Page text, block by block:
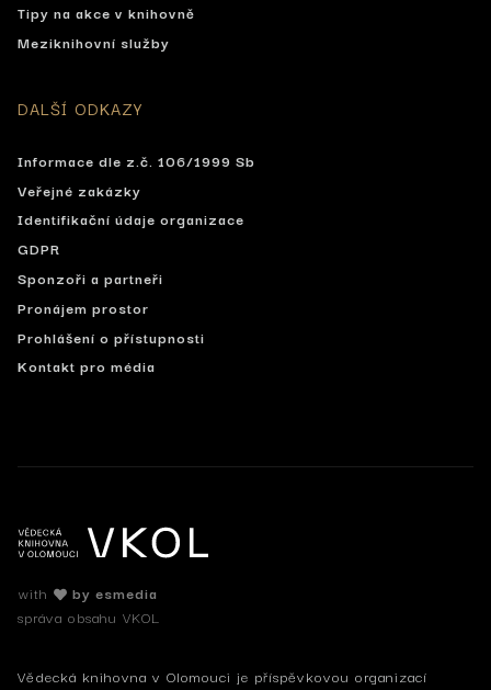
Tipy na akce v knihovně
Meziknihovní služby
DALŠÍ ODKAZY
Informace dle z.č. 106/1999 Sb
Veřejné zakázky
Identifikační údaje organizace
GDPR
Sponzoři a partneři
Pronájem prostor
Prohlášení o přístupnosti
Kontakt pro média
with
by esmedia
správa obsahu VKOL
Vědecká knihovna v Olomouci je příspěvkovou organizací